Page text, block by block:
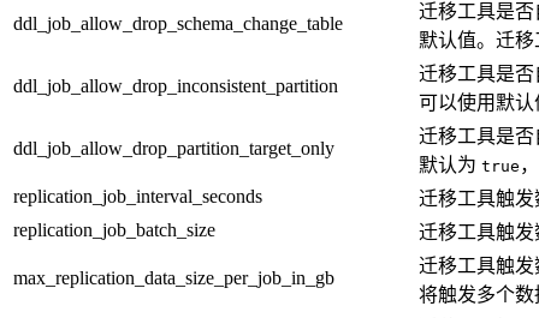
ddl_job_allow_drop_schema_change_table
迁移工具是否
默认值。迁
ddl_job_allow_drop_inconsistent_partition
迁移工具是
可以使用默
ddl_job_allow_drop_partition_target_only
迁移工具是
默认为 true
replication_job_interval_seconds
迁移工具触
replication_job_batch_size
迁移工具触
max_replication_data_size_per_job_in_gb
迁移工具触
将触发多个